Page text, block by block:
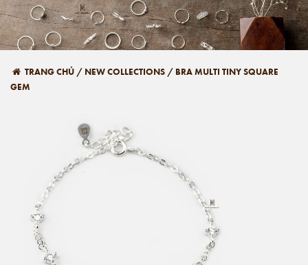
TRANG CHỦ / NEW COLLECTIONS / BRA MULTI TINY SQUARE
GEM